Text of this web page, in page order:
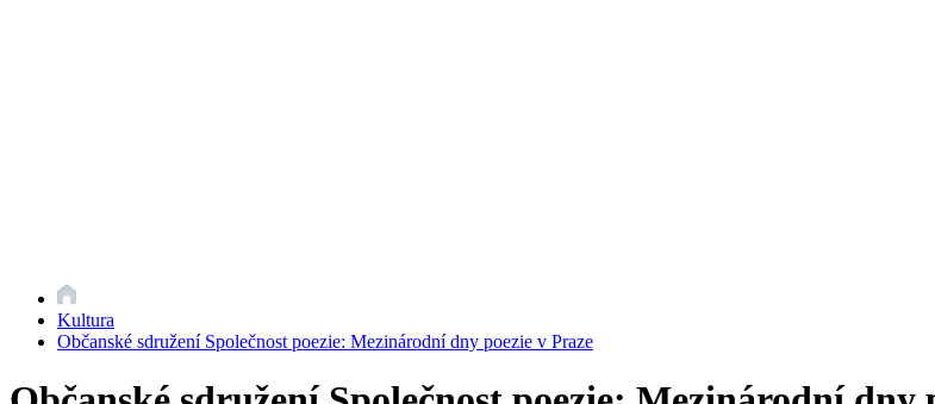
Kultura
Občanské sdružení Společnost poezie: Mezinárodní dny poezie v Praze